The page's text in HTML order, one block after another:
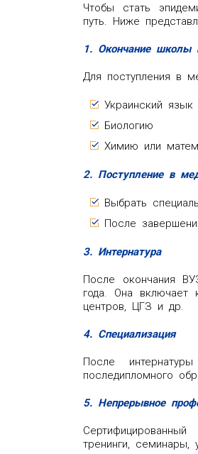
Чтобы стать
путь. Ниже
1. Окончание школы
Для поступления в
Украинский язык
Биологию
Химию или
2. Поступление в
Выбрать
После
3. Интернатура
После окончания
года. Она включает
центров, ЦГЗ и др.
4. Специализация
После
последипломного
5. Непрерывное
тренинги, семинары,